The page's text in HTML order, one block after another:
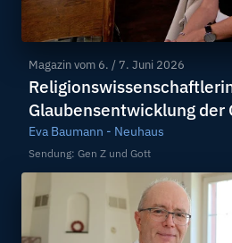
Magazin vom 6. / 7. Juni 2026
Glaubensentwicklung der
Eva Baumann - Neuhaus
Sendung: Gen Z und Gott